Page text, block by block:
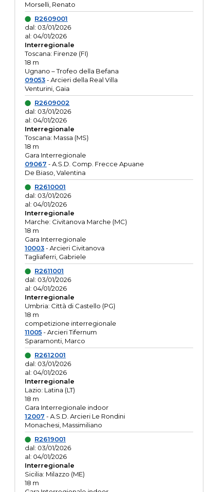
Morselli, Renato
R2609001
dal: 03/01/2026
al: 04/01/2026
Interregionale
Toscana: Firenze (FI)
18 m
Ugnano – Trofeo della Befana
09053- Arcieri della Real Villa
Venturini, Gaia
R2609002
dal: 03/01/2026
al: 04/01/2026
Interregionale
Toscana: Massa (MS)
18 m
Gara Interregionale
09067 - A.S.D. Comp. Frecce Apuane
De Biaso, Valentina
R2610001
dal: 03/01/2026
al: 04/01/2026
Interregionale
Marche: Civitanova Marche (MC)
18 m
Gara Interregionale
10003- Arcieri Civitanova
Tagliaferri, Gabriele
R2611001
dal: 03/01/2026
al: 04/01/2026
Interregionale
Umbria: Città di Castello (PG)
18 m
competizione interregionale
11005- Arcieri Tifernum
Sparamonti, Marco
R2612001
dal: 03/01/2026
al: 04/01/2026
Interregionale
Lazio: Latina (LT)
18 m
Gara Interregionale indoor
12007 - A.S.D. Arcieri Le Rondini
Monachesi, Massimiliano
R2619001
dal: 03/01/2026
al: 04/01/2026
Interregionale
Sicilia: Milazzo (ME)
18 m